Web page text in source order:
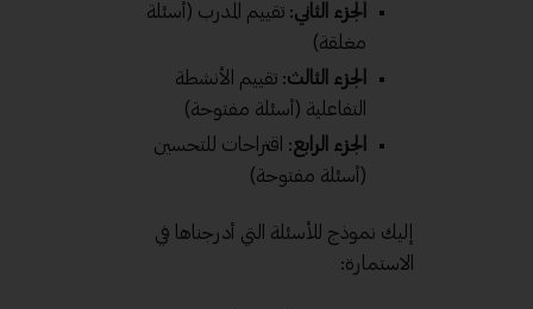
الجزء الثاني: تقييم المدرب (أسئلة
مغلقة)
الجزء الثالث: تقييم الأنشطة
التفاعلية (أسئلة مفتوحة)
الجزء الرابع: اقتراحات للتحسين
(أسئلة مفتوحة)
إليك نموذج للأسئلة التي أدرجناها في
الاستمارة: